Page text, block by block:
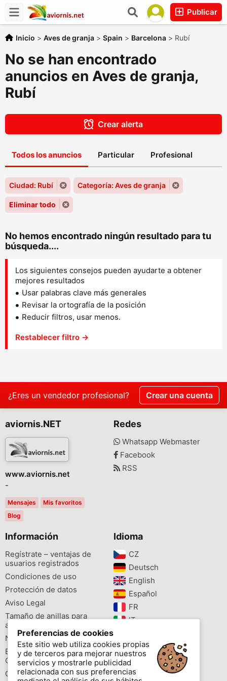
Publicar
Inicio > Aves de granja > Spain > Barcelona > Rubí
No se han encontrado
anuncios en Aves de granja,
Rubí
Crear alerta
Todos los anuncios Particular Profesional
Ciudad: Rubí Categoría: Aves de granja
Eliminar todo
No hemos encontrado ningún resultado para tu
búsqueda....
Los siguientes consejos pueden ayudarte a obtener
mejores resultados
Usar palabras clave más generales
Revisar la ortografía de la posición
Reducir filtros, usar menos.
Restablecer filtro →
¿Eres un vendedor profesional? Crear una cuenta
aviornis.NET
www.aviornis.net
-
Mensajes
Mis favoritos
Blog
Redes
Whatsapp Webmaster
Facebook
RSS
Información
Regístrate – ventajas de
usuarios registrados
Condiciones de uso
Protección de datos
Aviso Legal
Tamaño de anillas para
aves
Newsletter
Buscador de especies
Cites
Colores de las anillas
Idioma
CZ‎
Deutsch‎
English‎
Español‎
FR‎
IT‎
PL‎
PT‎
Preferencias de cookies
Este sitio web utiliza cookies propias
y de terceros para mejorar nuestros
servicios y mostrarle publicidad
relacionada con sus preferencias